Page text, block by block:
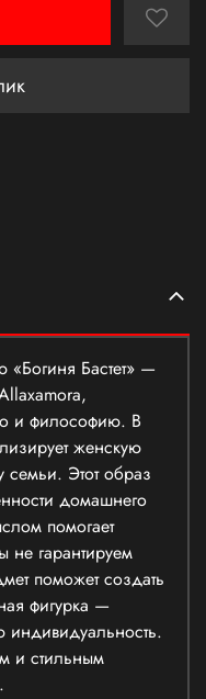
Бастет» —
и философию. В
женскую
семьи. Этот образ
домашнего
помогает
не гарантируем
поможет создать
фигурка —
индивидуальность.
и стильным